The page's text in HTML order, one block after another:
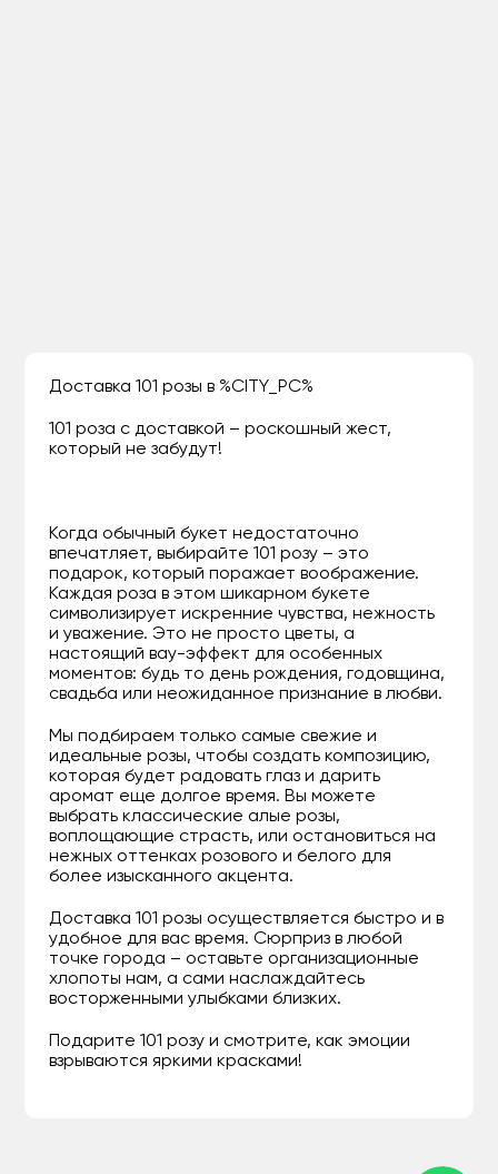
Доставка 101 розы в %CITY_PC%
101 роза с доставкой – роскошный жест,
который не забудут!
Когда обычный букет недостаточно
впечатляет, выбирайте 101 розу – это
подарок, который поражает воображение.
Каждая роза в этом шикарном букете
символизирует искренние чувства, нежность
и уважение. Это не просто цветы, а
настоящий вау-эффект для особенных
моментов: будь то день рождения, годовщина,
свадьба или неожиданное признание в любви.
Мы подбираем только самые свежие и
идеальные розы, чтобы создать композицию,
которая будет радовать глаз и дарить
аромат еще долгое время. Вы можете
выбрать классические алые розы,
воплощающие страсть, или остановиться на
нежных оттенках розового и белого для
более изысканного акцента.
Доставка 101 розы осуществляется быстро и в
удобное для вас время. Сюрприз в любой
точке города – оставьте организационные
хлопоты нам, а сами наслаждайтесь
восторженными улыбками близких.
Подарите 101 розу и смотрите, как эмоции
взрываются яркими красками!